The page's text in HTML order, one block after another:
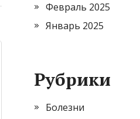
Февраль 2025
Январь 2025
Рубрики
Болезни